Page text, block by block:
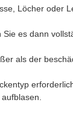
Löcher oder
es dann
als der